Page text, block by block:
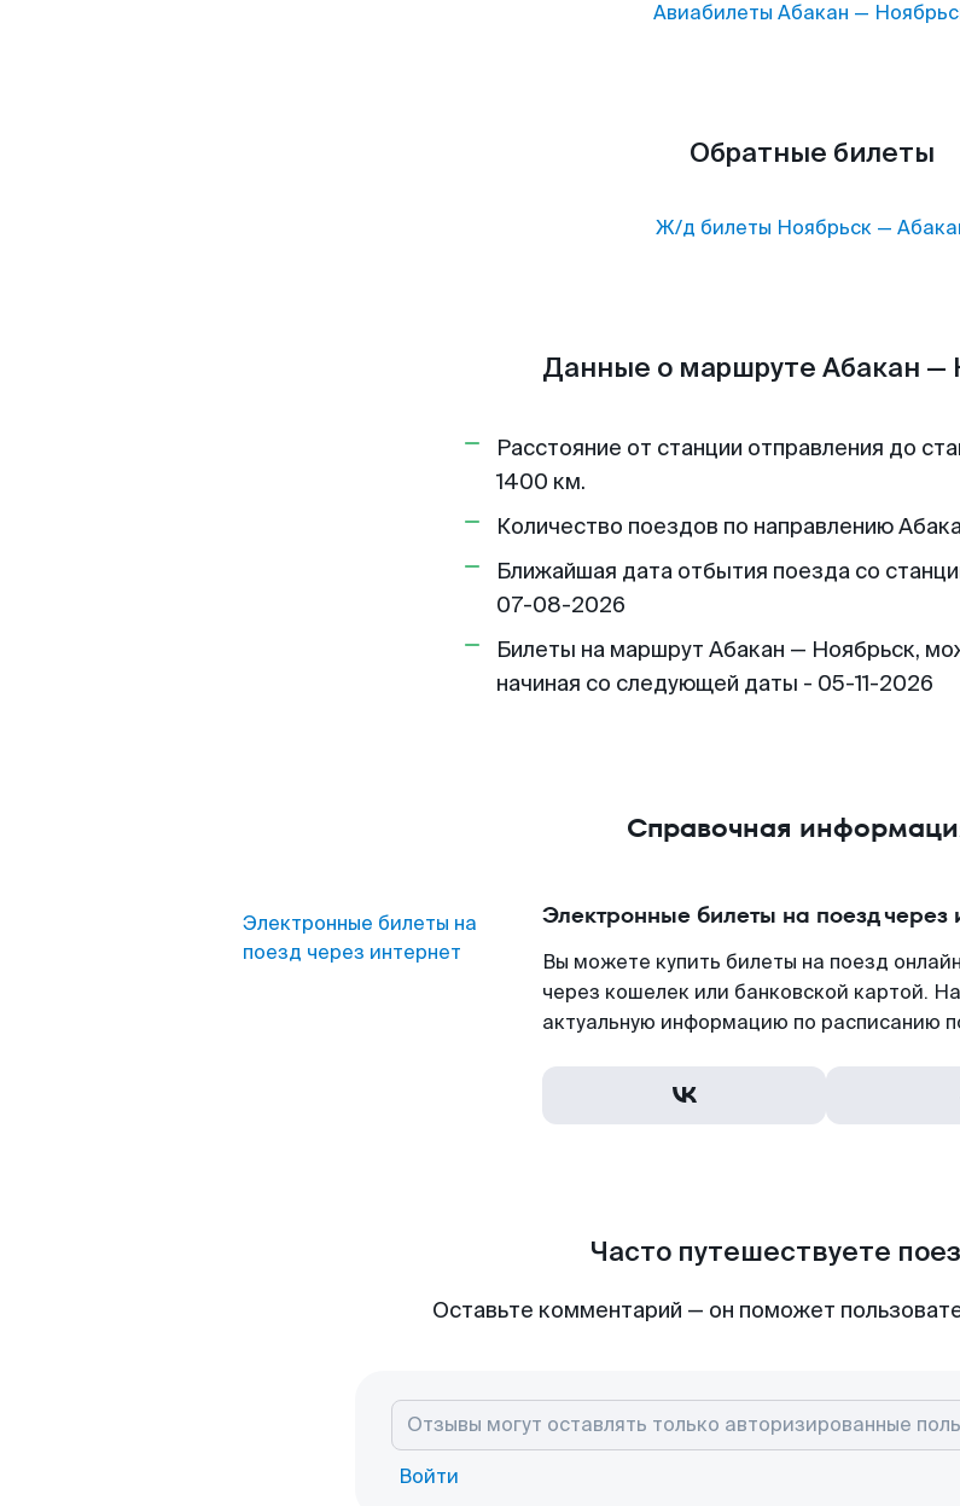
Авиабилеты Абакан —
Обратные билеты
Ж/д билеты Ноябрьск—
Данные о маршруте Абакан —
Расстояние от станции отправления до
1400 км.
Количество поездов по направлению
Ближайшая дата отбытия поезда со
07-08-2026
Билеты на маршрут Абакан — Ноябрьск,
начиная со следующей даты - 05-11-2026
Справочная
Электронные билеты на
поезд через интернет
Электронные билеты на поезд через
Вы можете купить билеты на поезд
через кошелек или банковской картой.
актуальную информацию по расписанию
Часто путешествуете
Оставьте комментарий — он поможет
Войти